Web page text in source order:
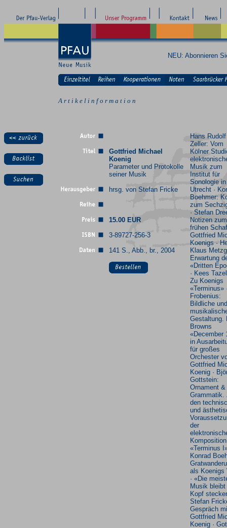
NEU: Abonnieren
A r t i k e l i n f o r m a t i o n
Gottfried Michael
Koenig
Parameter und Protokolle
seiner Musik
hrsg. von Stefan Fricke
15.00 EUR
3-89727-256-3
141 S., Abb., br., 2004
Hans Rudolf
Zeller: Vom
Kölner
Musik zum
Institut für
Sonologie in
Utrecht ·
Boehmer:
zum
· Stefan
Notizen zum
frühen
Gottfried
Koenigs ·
Klaus
Erwartung
«Dritten
· Kees
Zu Koenigs
«Terminus»
Frobenius:
Bildliche und
Gestaltung.
Browns
«December
in
für großes
Orchester
Gottfried
Koenig ·
Gottstein:
Ornament &
Grammatik.
den
und
der
Komposition
«Terminus
Konrad
als Koenigs
· «Die
Musik
Kopf
Stefan
Gespräch
Gottfried
Koenig ·